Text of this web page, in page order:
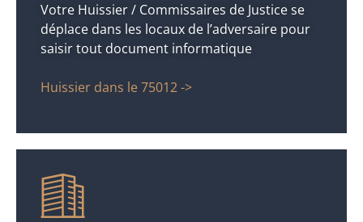
Votre Huissier / Commissaires de Justice se
déplace dans les locaux de l’adversaire pour
saisir tout document informatique
Huissier dans le 75012 ->